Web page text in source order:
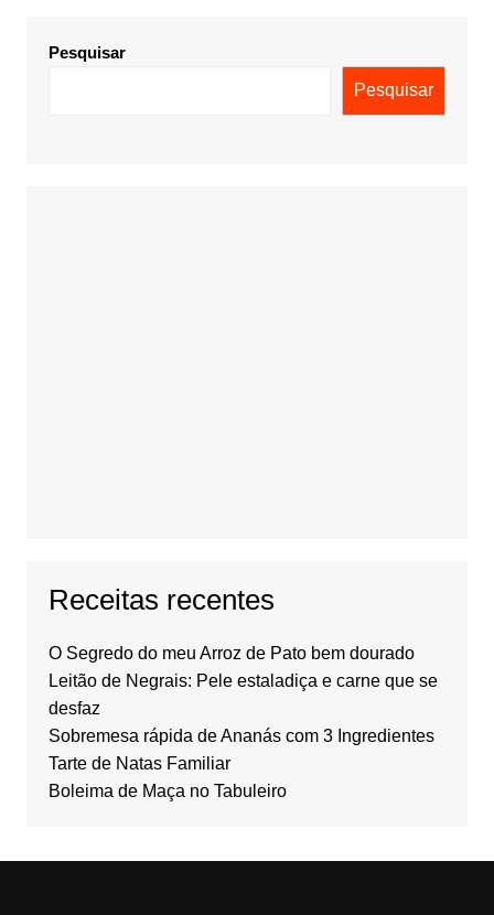
Pesquisar
Pesquisar
Receitas recentes
O Segredo do meu Arroz de Pato bem dourado
Leitão de Negrais: Pele estaladiça e carne que se
desfaz
Sobremesa rápida de Ananás com 3 Ingredientes
Tarte de Natas Familiar
Boleima de Maça no Tabuleiro